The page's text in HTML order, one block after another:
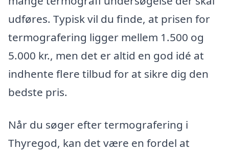
udføres. Typisk vil du finde, at prisen for
termografering ligger mellem 1.500 og
5.000 kr., men det er altid en god idé at
indhente flere tilbud for at sikre dig den
bedste pris.
Når du søger efter termografering i
Thyregod, kan det være en fordel at